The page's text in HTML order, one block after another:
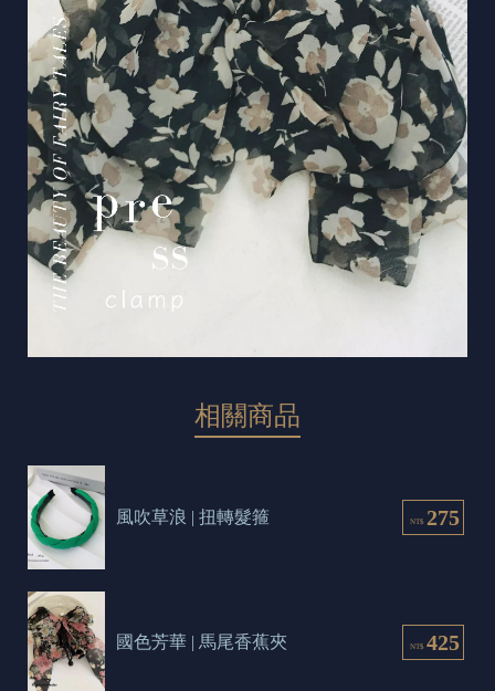
相關商品
NT$ 275
風吹草浪 | 扭轉髮箍
NT$ 425
國色芳華 | 馬尾香蕉夾